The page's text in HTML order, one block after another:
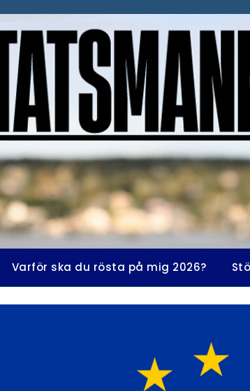
Varför ska du rösta på mig 2026?